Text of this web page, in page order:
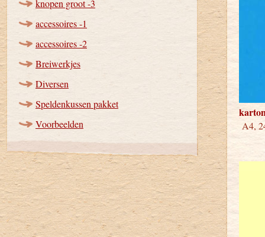
knopen groot -3
accessoires -1
accessoires -2
Breiwerkjes
Diversen
Speldenkussen pakket
Voorbeelden
A4,